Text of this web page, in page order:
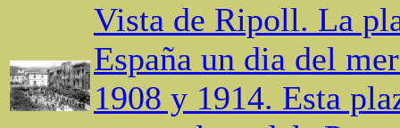
Vista de Ripoll. La
España un dia del
1908 y 1914. Esta